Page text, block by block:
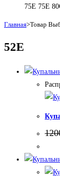
75E 75E
Главная>Товар
52E